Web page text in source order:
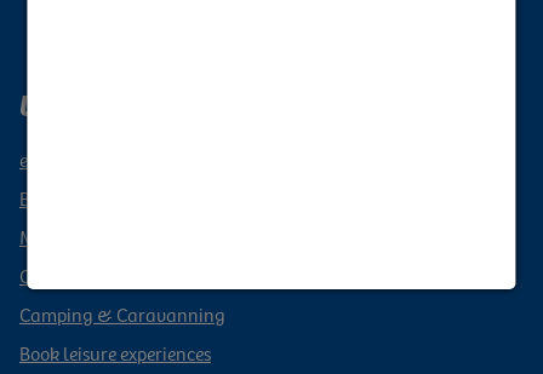
Upper Lusatia vacation region
events
Book a vacation
Mobile through Upper Lusatia
Culinary delights from Upper Lusatia
Camping & Caravanning
Book leisure experiences